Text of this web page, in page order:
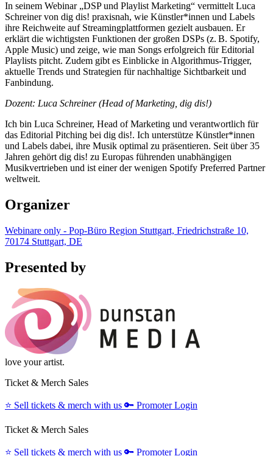
In seinem Webinar „DSP und Playlist Marketing“ vermittelt Luca
Schreiner von dig dis! praxisnah, wie Künstler*innen und Labels
ihre Reichweite auf Streamingplattformen gezielt ausbauen. Er
erklärt die wichtigsten Funktionen der großen DSPs (z. B. Spotify,
Apple Music) und zeige, wie man Songs erfolgreich für Editorial
Playlists pitcht. Zudem gibt es Einblicke in Algorithmus-Trigger,
aktuelle Trends und Strategien für nachhaltige Sichtbarkeit und
Fanbindung.
Dozent: Luca Schreiner (Head of Marketing, dig dis!)
Ich bin Luca Schreiner, Head of Marketing und verantwortlich für
das Editorial Pitching bei dig dis!. Ich unterstütze Künstler*innen
und Labels dabei, ihre Musik optimal zu präsentieren. Seit über 35
Jahren gehört dig dis! zu Europas führenden unabhängigen
Musikvertrieben und ist einer der wenigen Spotify Preferred Partner
weltweit.
Organizer
Webinare only - Pop-Büro Region Stuttgart, Friedrichstraße 10,
70174 Stuttgart, DE
Presented by
love your artist.
Ticket & Merch Sales
⭐️ Sell tickets & merch with us 🔑 Promoter Login
Ticket & Merch Sales
⭐️ Sell tickets & merch with us 🔑 Promoter Login